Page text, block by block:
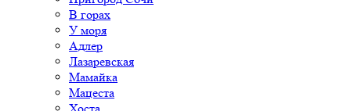
В горах
У моря
Адлер
Лазаревская
Мамайка
Мацеста